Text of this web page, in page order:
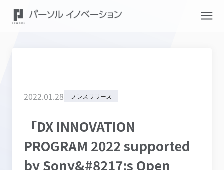
2022.01.28 プレスリリース
「DX INNOVATION
PROGRAM 2022 supported
by Sony&#8217;s Open